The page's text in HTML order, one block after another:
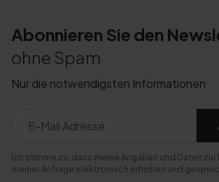
Abonnieren Sie den
ohne Spam
Nur die notwendigsten Informationen
Ich stimme zu, dass meine Angaben und Daten
meiner Anfrage elektronisch erhoben und